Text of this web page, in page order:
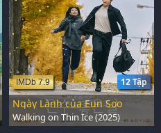
12 Tập
IMDb 7.9
Ngày Lành của Eun Soo
Walking on Thin Ice (2025)